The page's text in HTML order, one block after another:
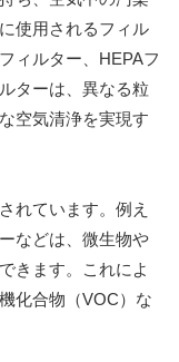
使用されるフィル
ィルター、HEPAフ
ターは、異なる粒
空気清浄を実現す
れています。例え
などは、微生物や
きます。これによ
化合物（VOC）な